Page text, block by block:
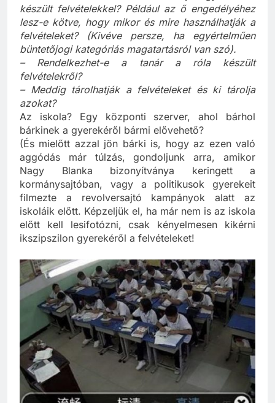
– Rendelkezhet-e a szülő a saját gyerekéről
készült felvételekkel? Például az ő engedélyéhez
lesz-e kötve, hogy mikor és mire használhatják a
felvételeket? (Kivéve persze, ha egyértelműen
büntetőjogi kategóriás magatartásról van szó).
– Rendelkezhet-e a tanár a róla készült
felvételekről?
– Meddig tárolhatják a felvételeket és ki tárolja
azokat?
Az iskola? Egy központi szerver, ahol bárhol
bárkinek a gyerekéről bármi elővehető?
(És mielőtt azzal jön bárki is, hogy az ezen való
aggódás már túlzás, gondoljunk arra, amikor
Nagy Blanka bizonyítványa keringett a
kormánysajtóban, vagy a politikusok gyerekeit
filmezte a revolversajtó kampányok alatt az
iskoláik előtt. Képzeljük el, ha már nem is az iskola
előtt kell lesifotózni, csak kényelmesen kikérni